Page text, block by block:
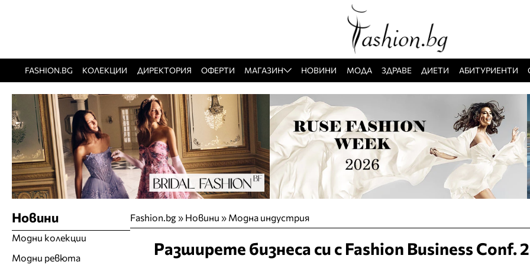
FASHION.BG КОЛЕКЦИИ ДИРЕКТОРИЯ ОФЕРТИ МАГАЗИН НОВИНИ МОДА ЗДРАВЕ ДИЕТИ АБИТУРИЕНТИ
Fashion.bg» Новини » Модна индустрия
Разширете бизнеса си с Fashion Business Conf.
Новини
Модни колекции
Модни ревюта